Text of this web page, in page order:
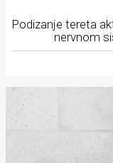
Podizanje tereta
nervnom